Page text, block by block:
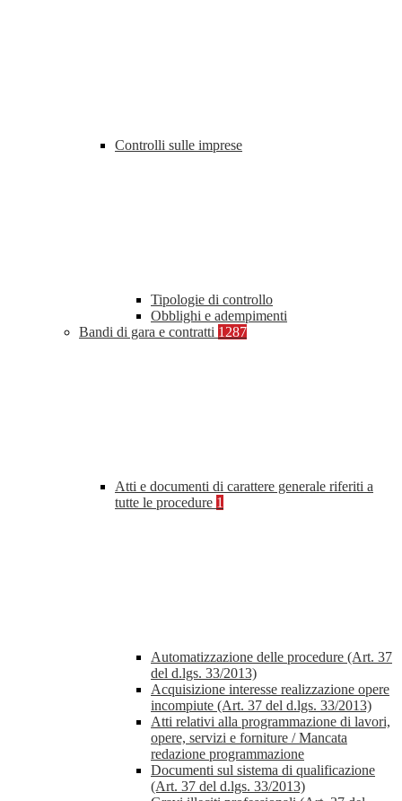
Controlli sulle imprese
Tipologie di controllo
Obblighi e adempimenti
Bandi di gara e contratti 1287
Atti e documenti di carattere generale riferiti a
tutte le procedure 1
Automatizzazione delle procedure (Art. 37
del d.lgs. 33/2013)
Acquisizione interesse realizzazione opere
incompiute (Art. 37 del d.lgs. 33/2013)
Atti relativi alla programmazione di lavori,
opere, servizi e forniture / Mancata
redazione programmazione
Documenti sul sistema di qualificazione
(Art. 37 del d.lgs. 33/2013)